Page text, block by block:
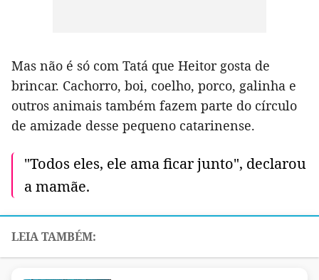
Mas não é só com Tatá que Heitor gosta de
brincar. Cachorro, boi, coelho, porco, galinha e
outros animais também fazem parte do círculo
de amizade desse pequeno catarinense.
"Todos eles, ele ama ficar junto", declarou
a mamãe.